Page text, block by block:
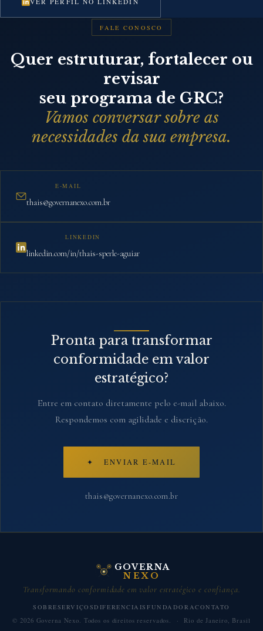
FALE CONOSCO
Quer estruturar, fortalecer ou
revisar
seu programa de GRC?
Vamos conversar sobre as
necessidades da sua empresa.
E-MAIL
thais@governanexo.com.br
LINKEDIN
linkedin.com/in/thais-sperle-aguiar
Pronta para transformar
conformidade em valor
estratégico?
Entre em contato diretamente pelo e-mail abaixo.
Respondemos com agilidade e discrição.
✦ ENVIAR E-MAIL
thais@governanexo.com.br
GOVERNA
NEXO
Transformando conformidade em valor estratégico e confiança.
SOBRESERVIÇOSDIFERENCIAISFUNDADORACONTATO
© 2026 Governa Nexo. Todos os direitos reservados. · Rio de Janeiro, Brasil